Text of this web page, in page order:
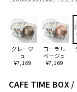
グレージ
ュ
¥7,169
コーラル
ベージュ
¥7,169
CAFE TIME BOX